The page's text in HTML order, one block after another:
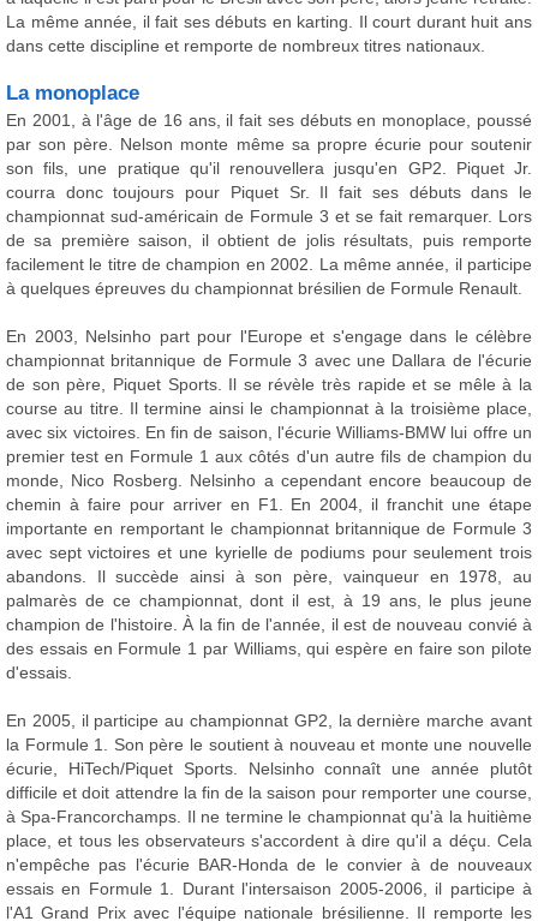
La même année, il fait ses débuts en karting. Il court durant huit ans
dans cette discipline et remporte de nombreux titres nationaux.
La monoplace
En 2001, à l'âge de 16 ans, il fait ses débuts en monoplace, poussé
par son père. Nelson monte même sa propre écurie pour soutenir
son fils, une pratique qu'il renouvellera jusqu'en GP2. Piquet Jr.
courra donc toujours pour Piquet Sr. Il fait ses débuts dans le
championnat sud-américain de Formule 3 et se fait remarquer. Lors
de sa première saison, il obtient de jolis résultats, puis remporte
facilement le titre de champion en 2002. La même année, il participe
à quelques épreuves du championnat brésilien de Formule Renault.
En 2003, Nelsinho part pour l'Europe et s'engage dans le célèbre
championnat britannique de Formule 3 avec une Dallara de l'écurie
de son père, Piquet Sports. Il se révèle très rapide et se mêle à la
course au titre. Il termine ainsi le championnat à la troisième place,
avec six victoires. En fin de saison, l'écurie Williams-BMW lui offre un
premier test en Formule 1 aux côtés d'un autre fils de champion du
monde, Nico Rosberg. Nelsinho a cependant encore beaucoup de
chemin à faire pour arriver en F1. En 2004, il franchit une étape
importante en remportant le championnat britannique de Formule 3
avec sept victoires et une kyrielle de podiums pour seulement trois
abandons. Il succède ainsi à son père, vainqueur en 1978, au
palmarès de ce championnat, dont il est, à 19 ans, le plus jeune
champion de l'histoire. À la fin de l'année, il est de nouveau convié à
des essais en Formule 1 par Williams, qui espère en faire son pilote
d'essais.
En 2005, il participe au championnat GP2, la dernière marche avant
la Formule 1. Son père le soutient à nouveau et monte une nouvelle
écurie, HiTech/Piquet Sports. Nelsinho connaît une année plutôt
difficile et doit attendre la fin de la saison pour remporter une course,
à Spa-Francorchamps. Il ne termine le championnat qu'à la huitième
place, et tous les observateurs s'accordent à dire qu'il a déçu. Cela
n'empêche pas l'écurie BAR-Honda de le convier à de nouveaux
essais en Formule 1. Durant l'intersaison 2005-2006, il participe à
l'A1 Grand Prix avec l'équipe nationale brésilienne. Il remporte les